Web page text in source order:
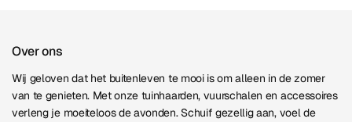
Over ons
Wij geloven dat het buitenleven te mooi is om alleen in de zomer
van te genieten. Met onze tuinhaarden, vuurschalen en accessoires
verleng je moeiteloos de avonden. Schuif gezellig aan, voel de